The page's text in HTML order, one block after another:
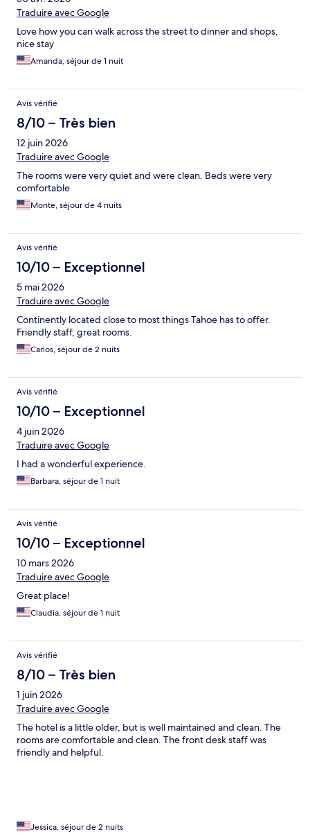
Traduire avec Google
Love how you can walk across the street to dinner and shops,
nice stay
Amanda, séjour de 1 nuit
Avis vérifié
8/10 – Très bien
12 juin 2026
Traduire avec Google
The rooms were very quiet and were clean. Beds were very
comfortable
Monte, séjour de 4 nuits
Avis vérifié
10/10 – Exceptionnel
5 mai 2026
Traduire avec Google
Continently located close to most things Tahoe has to offer.
Friendly staff, great rooms.
Carlos, séjour de 2 nuits
Avis vérifié
10/10 – Exceptionnel
4 juin 2026
Traduire avec Google
I had a wonderful experience.
Barbara, séjour de 1 nuit
Avis vérifié
10/10 – Exceptionnel
10 mars 2026
Traduire avec Google
Great place!
Claudia, séjour de 1 nuit
Avis vérifié
8/10 – Très bien
1 juin 2026
Traduire avec Google
The hotel is a little older, but is well maintained and clean. The
rooms are comfortable and clean. The front desk staff was
friendly and helpful.
Jessica, séjour de 2 nuits